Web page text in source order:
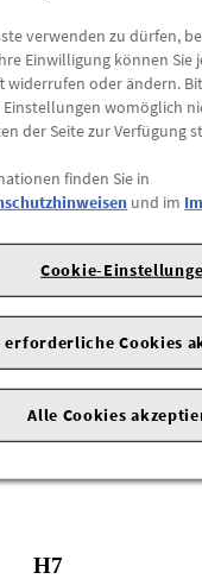
10
ZUM WARENKORB
|Tel: +49 (0) 37 41-396-0 |
|Webseite:https://
möchten wir Ihnen
Glühlampen von
Vosla
H7
H7
verwenden zu dürfen,
Einwilligung können Sie
widerrufen oder ändern.
Einstellungen womöglich
der Seite zur Verfügung
finden Sie in
und im
Cookie-
erforderliche Cookies
Alle Cookies